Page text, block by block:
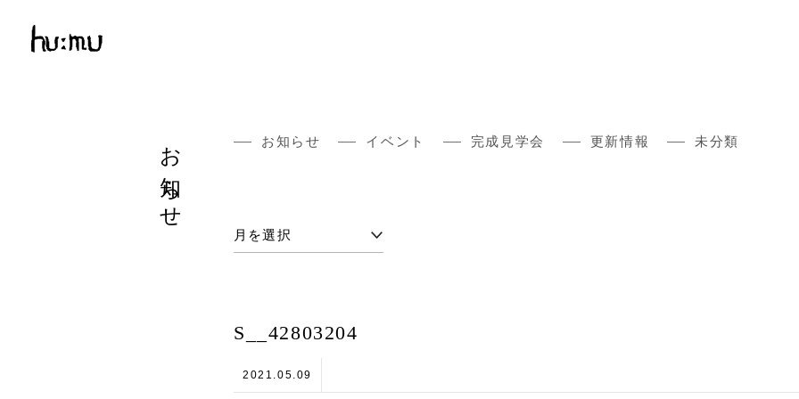
お知らせ お知らせ イベント 完成見学会 更新情報 未分類
S__42803204
2021.05.09